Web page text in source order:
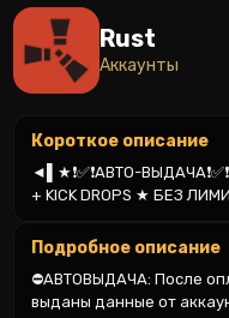
Rust
Аккаунты
Короткое описание
◄▌★❗✅❗АВТО-
+ KICK DROPS ★ БЕЗ
Подробное описание
⛔АВТОВЫДАЧА: После
выданы данные от